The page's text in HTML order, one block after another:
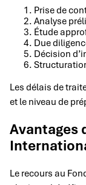
Prise de
Analyse
Étude
Due
Décision
Les délais de
et le niveau de
Avantages
Le recours au